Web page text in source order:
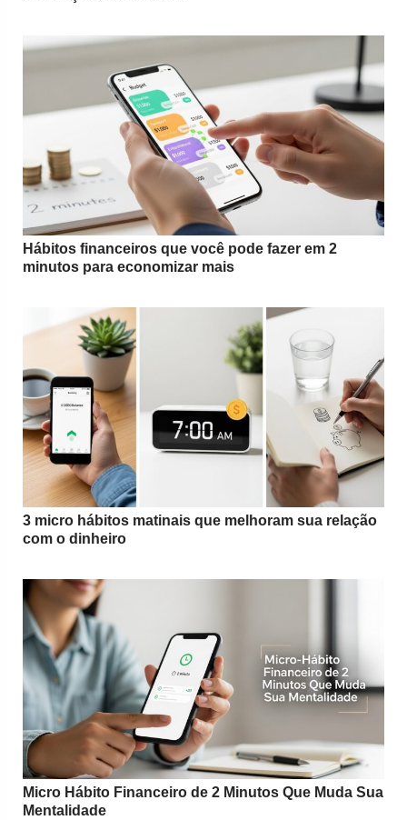
Hábitos financeiros que você pode fazer em 2
minutos para economizar mais
3 micro hábitos matinais que melhoram sua relação
com o dinheiro
Micro Hábito Financeiro de 2 Minutos Que Muda Sua
Mentalidade